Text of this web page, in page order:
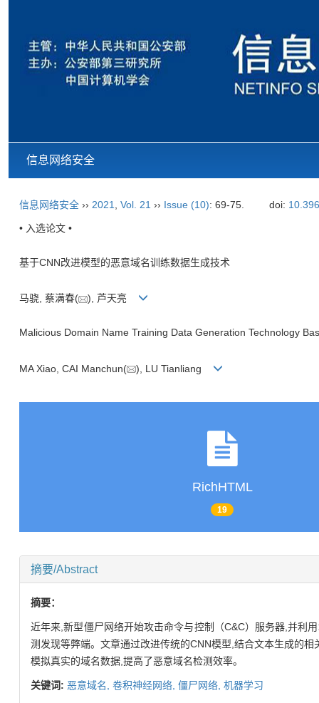
信息网络安全
信息网络安全 ›› 2021 Vol. 21 ›› Issue (10): 69-75. doi:
• 入选论文 •
基于CNN改进模型的恶意域名训练数据生成技术
马骁, 蔡满春( ), 芦天亮
Malicious Domain Name Training Data Generation Technology
MA Xiao, CAI Manchun( ), LU Tianliang
RichHTML
19
摘要/Abstract
摘要：
近年来,新型僵尸网络开始攻击命令与控制（C&C）服务器,并利
测发现等弊端。文章通过改进传统的CNN模型,结合文本生成的
模拟真实的域名数据,提高了恶意域名检测效率。
关键词: 恶意域名, 卷积神经网络, 僵尸网络, 机器学习